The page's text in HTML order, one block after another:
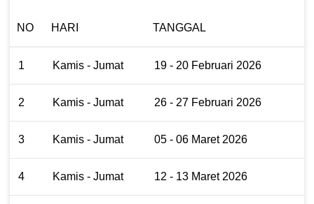
NO HARI TANGGAL
1 Kamis - Jumat 19 - 20 Februari 2026
2 Kamis - Jumat 26 - 27 Februari 2026
3 Kamis - Jumat 05 - 06 Maret 2026
4 Kamis - Jumat 12 - 13 Maret 2026